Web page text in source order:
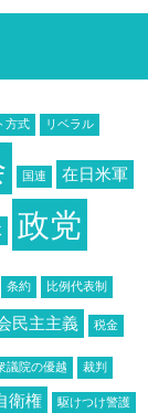
方式 リベラル
国連 在日米軍
政党
条約 比例代表制
民主主義 税金
議院の優越 裁判
衛権 駆けつけ警護